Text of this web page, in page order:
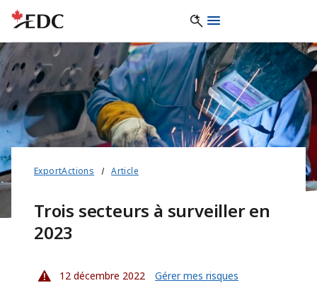
ExportActions Article
Trois secteurs à surveiller en
2023
12 décembre 2022 Gérer mes risques